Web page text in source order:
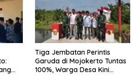
Tiga Jembatan Perintis
Garuda di Mojokerto Tuntas
100%, Warga Desa Kini